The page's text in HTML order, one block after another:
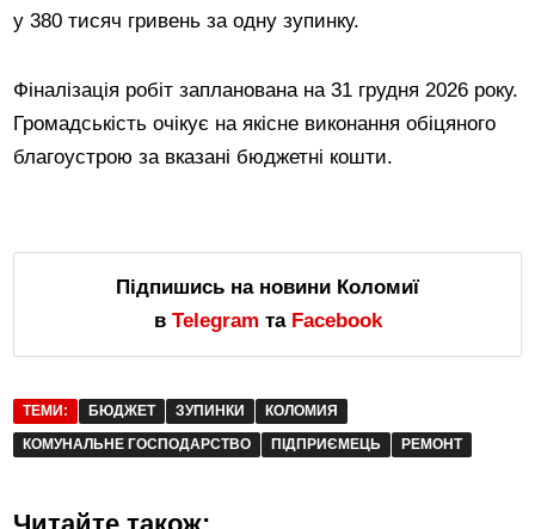
у 380 тисяч гривень за одну зупинку.
Фіналізація робіт запланована на 31 грудня 2026 року.
Громадськість очікує на якісне виконання обіцяного
благоустрою за вказані бюджетні кошти.
Підпишись на новини Коломиї
в Telegram та Facebook
ТЕМИ: БЮДЖЕТ ЗУПИНКИ
КОЛОМИЯ
КОМУНАЛЬНЕ ГОСПОДАРСТВО
ПІДПРИЄМЕЦЬ РЕМОНТ